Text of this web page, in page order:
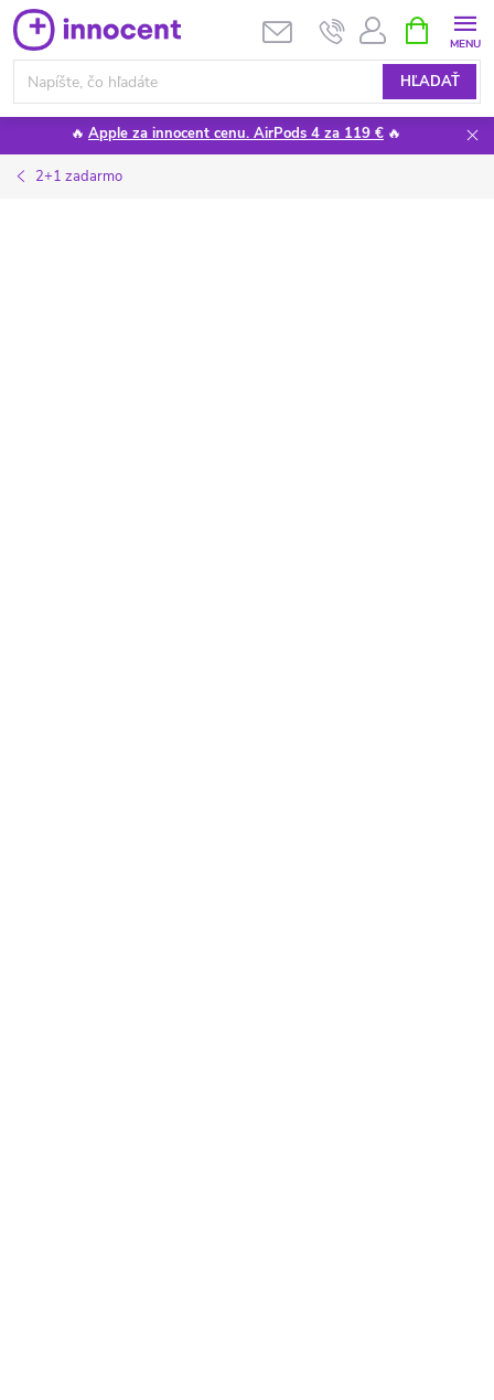
Prejsť
na
obsah
HĽADAŤ
KOŠÍK
🔥 Apple za innocent cenu. AirPods 4 za 119 € 🔥
2+1 zadarmo